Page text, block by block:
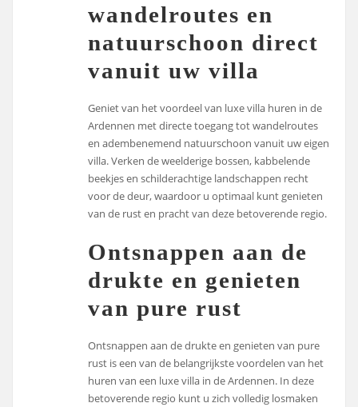
wandelroutes en
natuurschoon direct
vanuit uw villa
Geniet van het voordeel van luxe villa huren in de
Ardennen met directe toegang tot wandelroutes
en adembenemend natuurschoon vanuit uw eigen
villa. Verken de weelderige bossen, kabbelende
beekjes en schilderachtige landschappen recht
voor de deur, waardoor u optimaal kunt genieten
van de rust en pracht van deze betoverende regio.
Ontsnappen aan de
drukte en genieten
van pure rust
Ontsnappen aan de drukte en genieten van pure
rust is een van de belangrijkste voordelen van het
huren van een luxe villa in de Ardennen. In deze
betoverende regio kunt u zich volledig losmaken